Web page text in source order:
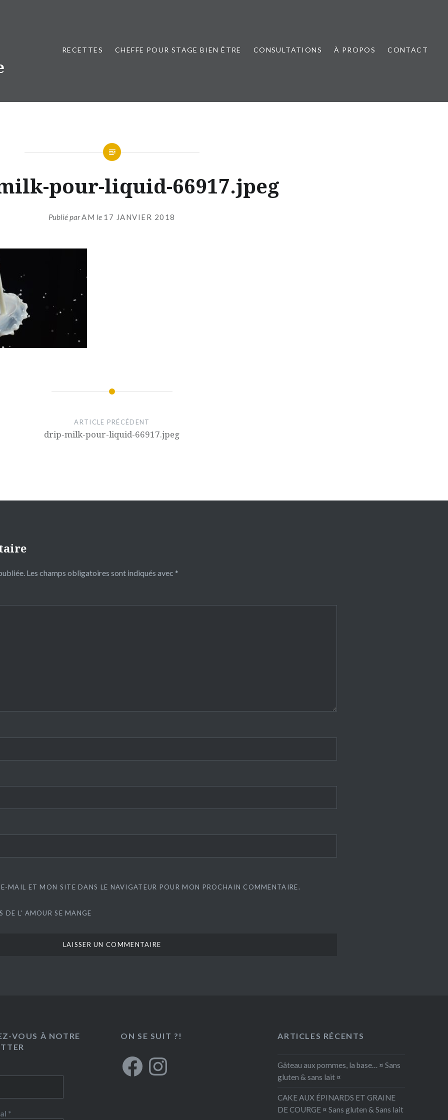
RECETTES CHEFFE POUR STAGE BIEN ÊTRE CONSULTATIONS À PROPOS CONTACT
pour-liquid-66917.jpeg
Publié parAM le 17 JANVIER 2018
ARTICLE PRÉCÉDENT
drip-milk-pour-liquid-66917.jpeg
Les champs obligatoires sont indiqués avec *
MAIL ET MON SITE DANS LE NAVIGATEUR POUR MON PROCHAIN COMMENTAIRE.
DE L' AMOUR SE MANGE
VOUS À NOTRE
*
ON SE SUIT ?!
FacebookInstagram
ARTICLES RÉCENTS
Gâteau aux pommes, la base… ¤ Sans
gluten & sans lait ¤
CAKE AUX ÉPINARDS ET GRAINE
DE COURGE ¤ Sans gluten & Sans lait